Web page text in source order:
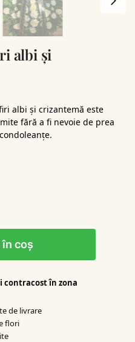
albi și
albi și crizantemă este
fără a fi nevoie de prea
în coș
contracost în zona
de livrare
flori